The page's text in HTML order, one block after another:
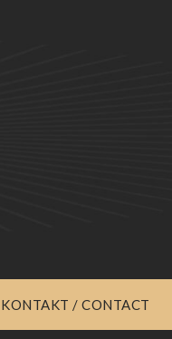
KONTAKT / CONTACT